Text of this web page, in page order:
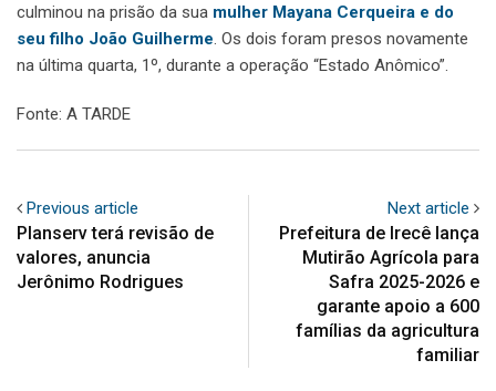
culminou na prisão da sua mulher Mayana Cerqueira e do
seu filho João Guilherme. Os dois foram presos novamente
na última quarta, 1º, durante a operação “Estado Anômico”.
Fonte: A TARDE
Previous article
Planserv terá revisão de
valores, anuncia
Jerônimo Rodrigues
Next article
Prefeitura de Irecê lança
Mutirão Agrícola para
Safra 2025-2026 e
garante apoio a 600
famílias da agricultura
familiar